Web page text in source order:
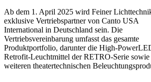
Ab dem 1. April 2025 wird Feiner
exklusive Vertriebspartner von Canto USA
International in Deutschland sein. Die
Vertriebsvereinbarung umfasst das gesamte
Produktportfolio, darunter die High-
Retrofit-Leuchtmittel der RETRO-Serie sowie
weiteren theatertechnischen